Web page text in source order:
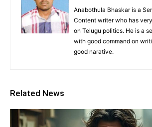
Anabothula Bhaskar is a
Content writer who has
on Telugu politics. He is a
with good command on
good narative.
Related News